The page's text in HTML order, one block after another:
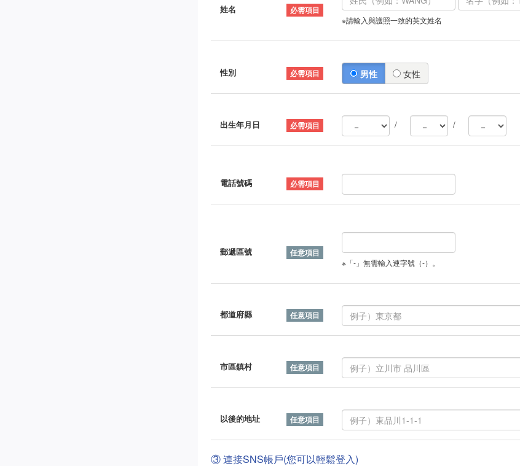
姓名
※請輸入與護照一致的英文姓名
性別 男性 女性
出生年月日 / /
電話號碼
郵遞區號
※「-」無需輸入連字號（-）。
都道府縣
市區鎮村
以後的地址
③ 連接SNS帳戶(您可以輕鬆登入)